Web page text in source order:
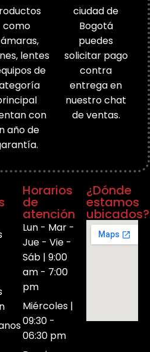
como
lentes
de
con
año de
ciudad de
Bogotá
puedes
solicitar pago
contra
entrega en
nuestro chat
de ventas.
Horarios
de
atención
Lun - Mar -
Jue - Vie -
Sáb | 9:00
am - 7:00
pm
Miércoles |
09:30 -
06:30 pm
¿Dónde
estamos
ubicados?